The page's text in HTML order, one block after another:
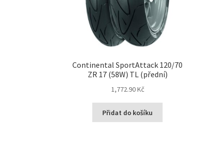
Continental SportAttack 120/70
ZR 17 (58W) TL (přední)
1,772.90 Kč
Přidat do košíku